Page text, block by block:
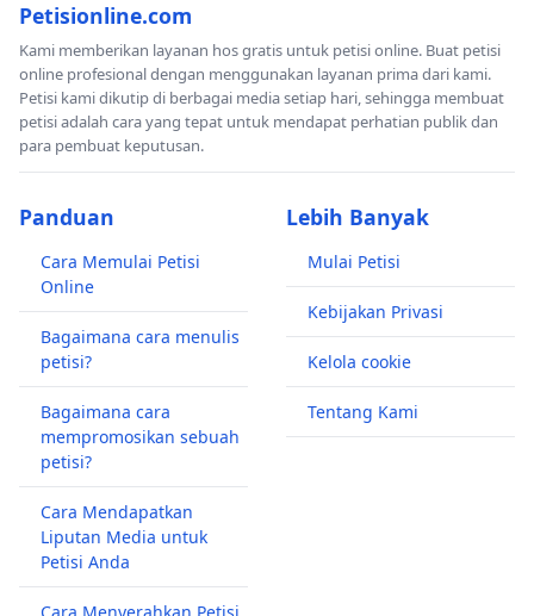
Petisionline.com
Kami memberikan layanan hos gratis untuk petisi online. Buat petisi
online profesional dengan menggunakan layanan prima dari kami.
Petisi kami dikutip di berbagai media setiap hari, sehingga membuat
petisi adalah cara yang tepat untuk mendapat perhatian publik dan
para pembuat keputusan.
Panduan
Cara Memulai Petisi
Online
Bagaimana cara menulis
petisi?
Bagaimana cara
mempromosikan sebuah
petisi?
Cara Mendapatkan
Liputan Media untuk
Petisi Anda
Lebih Banyak
Mulai Petisi
Kebijakan Privasi
Kelola cookie
Tentang Kami